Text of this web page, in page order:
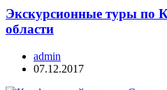
Экскурсионные туры по
области
admin
07.12.2017